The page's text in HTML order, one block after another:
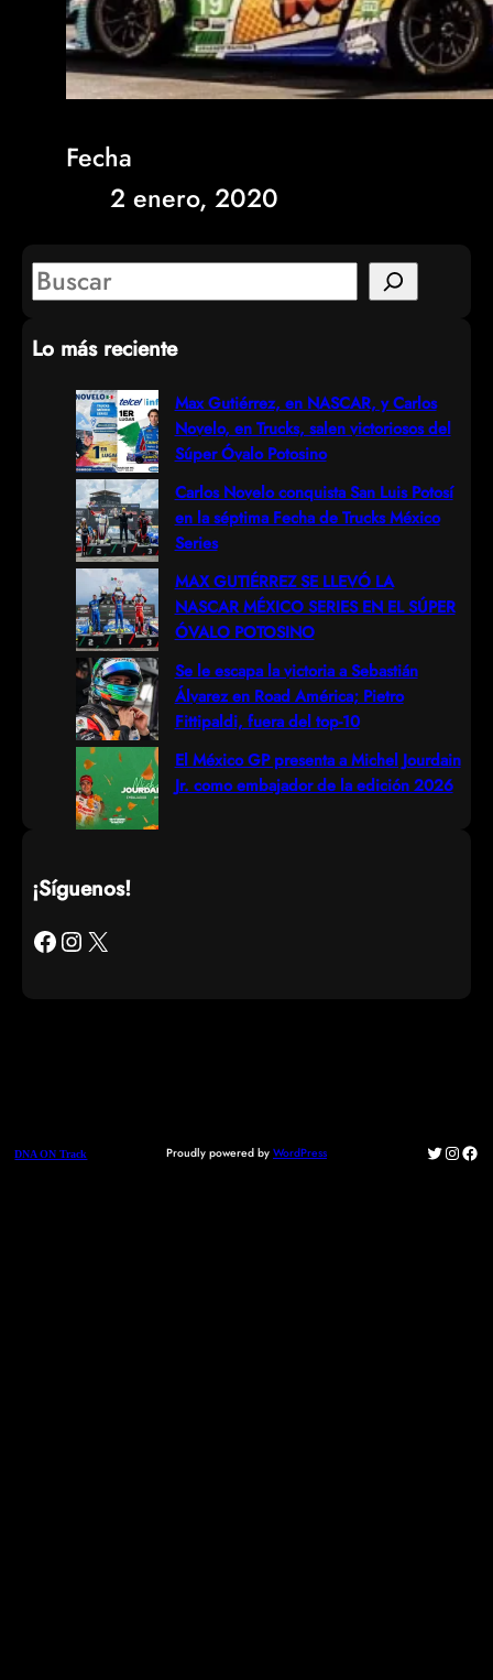
Fecha
2 enero, 2020
S
a
Lo más reciente
Max Gutiérrez, en NASCAR, y Carlos
Novelo, en Trucks, salen victoriosos del
Súper Óvalo Potosino
Carlos Novelo conquista San Luis Potosí
en la séptima Fecha de Trucks México
Series
MAX GUTIÉRREZ SE LLEVÓ LA
NASCAR MÉXICO SERIES EN EL SÚPER
ÓVALO POTOSINO
Se le escapa la victoria a Sebastián
Álvarez en Road América; Pietro
Fittipaldi, fuera del top-10
El México GP presenta a Michel Jourdain
Jr. como embajador de la edición 2026
¡Síguenos!
Facebook Instagram X
DNA ON Track Proudly powered by WordPress Twitter